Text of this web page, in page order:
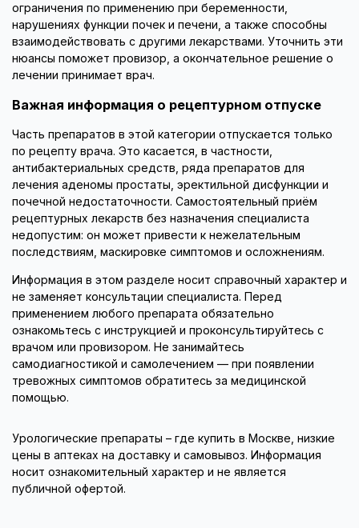
ограничения по применению при беременности,
нарушениях функции почек и печени, а также способны
взаимодействовать с другими лекарствами. Уточнить эти
нюансы поможет провизор, а окончательное решение о
лечении принимает врач.
Важная информация о рецептурном отпуске
Часть препаратов в этой категории отпускается только
по рецепту врача. Это касается, в частности,
антибактериальных средств, ряда препаратов для
лечения аденомы простаты, эректильной дисфункции и
почечной недостаточности. Самостоятельный приём
рецептурных лекарств без назначения специалиста
недопустим: он может привести к нежелательным
последствиям, маскировке симптомов и осложнениям.
Информация в этом разделе носит справочный характер и
не заменяет консультации специалиста. Перед
применением любого препарата обязательно
ознакомьтесь с инструкцией и проконсультируйтесь с
врачом или провизором. Не занимайтесь
самодиагностикой и самолечением — при появлении
тревожных симптомов обратитесь за медицинской
помощью.
Урологические препараты – где купить в Москве, низкие
цены в аптеках на доставку и самовывоз. Информация
носит ознакомительный характер и не является
публичной офертой.